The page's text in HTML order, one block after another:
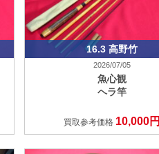
16.3 高野竹
2026/07/05
魚心観
ヘラ竿
買取参考価格 10,000円